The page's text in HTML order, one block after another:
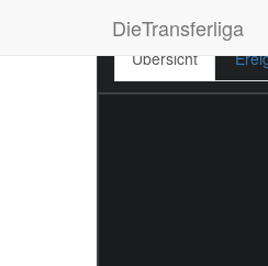
DieTransferliga
Übersicht